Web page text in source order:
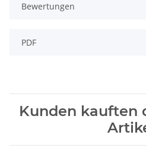
Bewertungen
PDF
Kunden kauften